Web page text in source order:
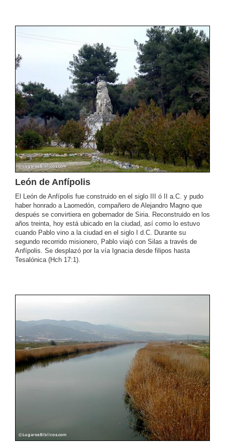
León de Anfípolis
El León de Anfípolis fue construido en el siglo III ó II a.C. y pudo
haber honrado a Laomedón, compañero de Alejandro Magno que
después se convirtiera en gobernador de Siria. Reconstruido en los
años treinta, hoy está ubicado en la ciudad, así como lo estuvo
cuando Pablo vino a la ciudad en el siglo I d.C. Durante su
segundo recorrido misionero, Pablo viajó con Silas a través de
Anfípolis. Se desplazó por la vía Ignacia desde filipos hasta
Tesalónica (Hch 17:1).